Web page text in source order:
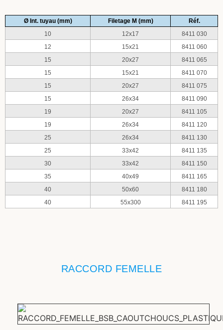
Ø Int. tuyau (mm) Filetage M (mm)
Réf.
10
12x17
8411 030
12
15x21
8411 060
15
20x27
8411 065
15
15x21
8411 070
15
20x27
8411 075
15
26x34
8411 090
19
20x27
8411 105
19
26x34
8411 120
25
26x34
8411 130
25
33x42
8411 135
30
33x42
8411 150
35
40x49
8411 165
40
50x60
8411 180
40
55x300 8411 195
RACCORD FEMELLE